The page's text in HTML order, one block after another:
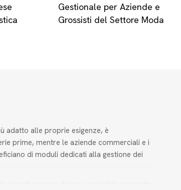
Gestionale per Aziende e
Grossisti del Settore Moda
adatto alle proprie esigenze, è
prime, mentre le aziende commerciali e i
di moduli dedicati alla gestione dei